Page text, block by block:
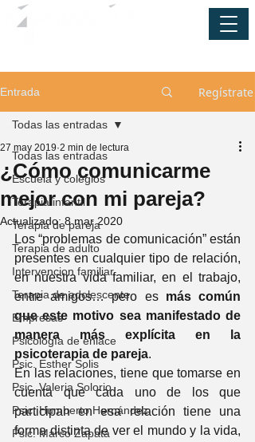
Entrada Regístrate
Todas las entradas
Escuela y colegios
Terapia infantil
Terapia de pareja
Terapia de adulto
Intervencion familiar
Terapia de adolescente
Empresas
Psicología de enlace
Psic. Esther Solis
Psic. Valeria Solorio
Psic. Humberto Hernández
Psic. Marco Zapata
Todas las entradas
¿Cómo comunicarme
mejor con mi pareja?
27 may 2019 2 min de lectura
Actualizado:8 mar 2020
Los “problemas de comunicación” están
presentes en cualquier tipo de relación,
en nuestra vida familiar, en el trabajo,
entre amigos… pero es más común
que este motivo sea manifestado de
manera más explícita en la
psicoterapia de pareja.
En las relaciones, tiene que tomarse en
cuenta que cada uno de los que
participan en esa relación tiene una
forma distinta de ver el mundo y la vida,